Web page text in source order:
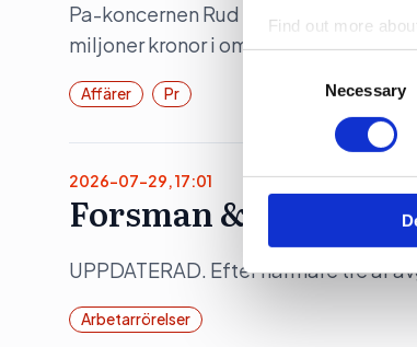
Find out more
information about
other information
Necessary
Pa-koncernen Rud Pedersen ökade
miljoner kronor i omsättning.
Affärer Pr
2026-07-29, 17:01
Forsman &
UPPDATERAD. Efter närmare tre år
Arbetarrörelser